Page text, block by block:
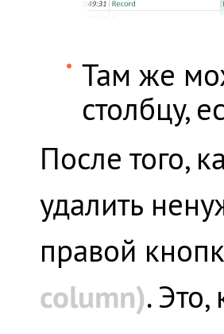
Там же
столбцу,
После того,
удалить
правой
column).